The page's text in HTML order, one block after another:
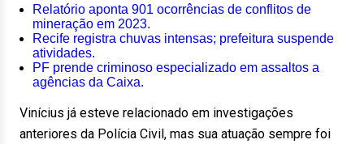
Relatório aponta 901 ocorrências de conflitos de
mineração em 2023.
Recife registra chuvas intensas; prefeitura suspende
atividades.
PF prende criminoso especializado em assaltos a
agências da Caixa.
Vinícius já esteve relacionado em investigações
anteriores da Polícia Civil, mas sua atuação sempre foi